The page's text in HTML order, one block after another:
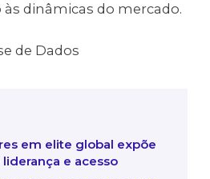
dinâmicas do mercado.
de Dados
em elite global expõe
e acesso